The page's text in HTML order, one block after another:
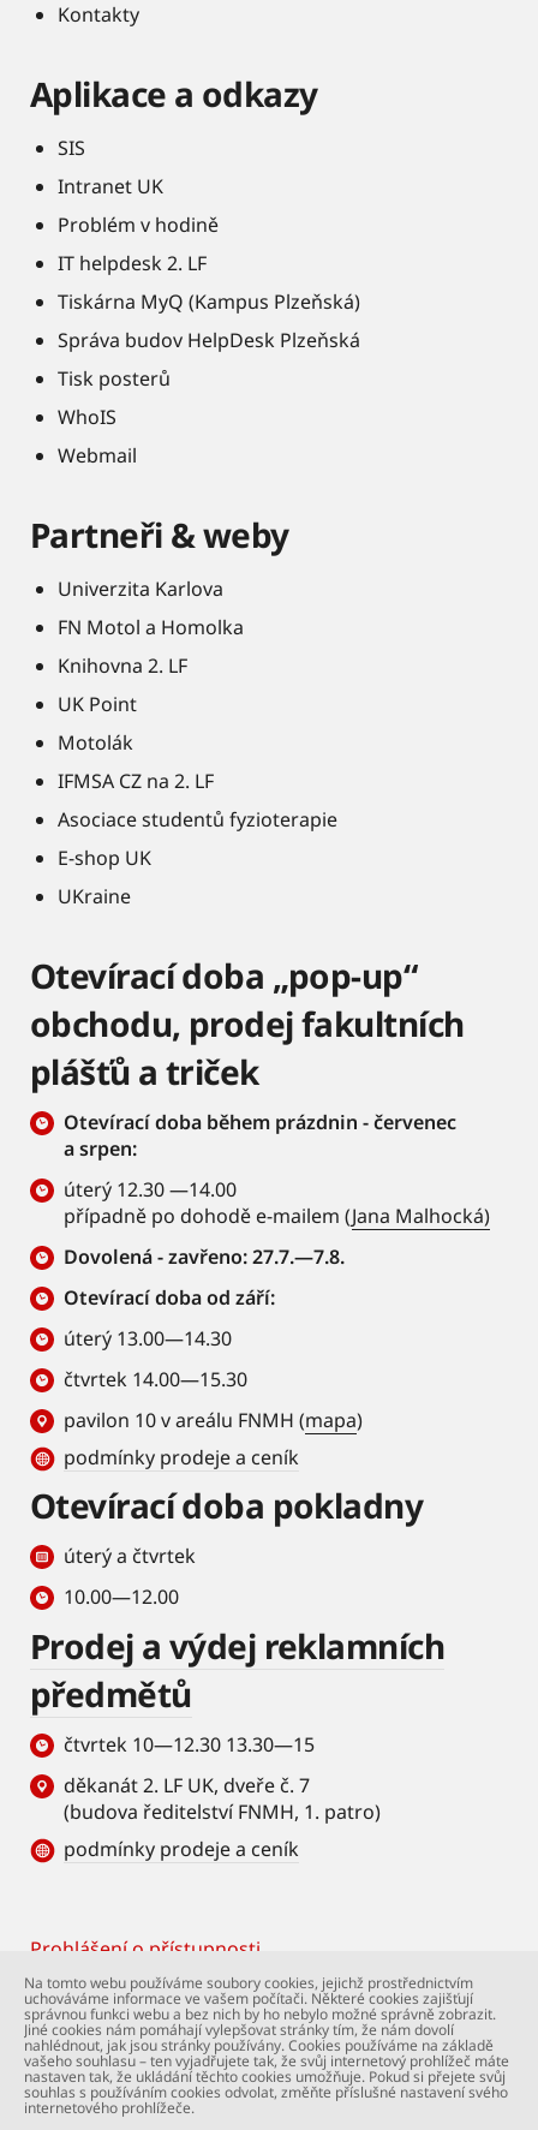
Kontakty
Aplikace a odkazy
SIS
Intranet UK
Problém v hodině
IT helpdesk 2. LF
Tiskárna MyQ (Kampus Plzeňská)
Správa budov HelpDesk Plzeňská
Tisk posterů
WhoIS
Webmail
Partneři & weby
Univerzita Karlova
FN Motol a Homolka
Knihovna 2. LF
UK Point
Motolák
IFMSA CZ na 2. LF
Asociace studentů fyzioterapie
E-shop UK
UKraine
Otevírací doba „pop-up“
obchodu, prodej fakultních
plášťů a triček
Otevírací doba během prázdnin - červenec
a srpen:
úterý 12.30 —14.00
případně po dohodě e-mailem (Jana Malhocká)
Dovolená - zavřeno: 27.7.—7.8.
Otevírací doba od září:
úterý 13.00—14.30
čtvrtek 14.00—15.30
pavilon 10 v areálu FNMH (mapa)
podmínky prodeje a ceník
Otevírací doba pokladny
úterý a čtvrtek
10.00—12.00
Prodej a výdej reklamních
předmětů
čtvrtek 10—12.30 13.30—15
děkanát 2. LF UK, dveře č. 7
(budova ředitelství FNMH, 1. patro)
podmínky prodeje a ceník
Footer
Prohlášení o přístupnosti
© Univerzita Karlova – 2. lékařská fakulta. Všechna
práva vyhrazena. Foto: 2. LF a Shutterstock.com.
Podpora webu:webmaster@lfmotol.cuni.cz
Na tomto webu používáme soubory cookies, jejichž prostřednictvím
uchováváme informace ve vašem počítači. Některé cookies zajišťují
správnou funkci webu a bez nich by ho nebylo možné správně zobrazit.
Jiné cookies nám pomáhají vylepšovat stránky tím, že nám dovolí
nahlédnout, jak jsou stránky používány. Cookies používáme na základě
vašeho souhlasu – ten vyjadřujete tak, že svůj internetový prohlížeč máte
nastaven tak, že ukládání těchto cookies umožňuje. Pokud si přejete svůj
souhlas s používáním cookies odvolat, změňte příslušné nastavení svého
internetového prohlížeče.